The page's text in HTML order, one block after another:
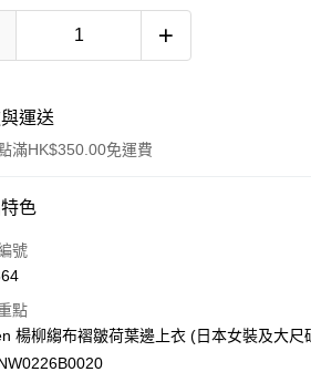
運送
滿HK$350.00免運費
方式
色
號
點
楊柳縐布褶皺荷葉邊上衣 (日本女裝及大尺